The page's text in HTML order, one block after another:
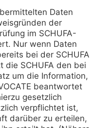
Daten
der
im SCHUFA-
Nur wenn Daten
bei der SCHUFA
die SCHUFA den bei
um die Information,
beantwortet
gesetzlich
verpflichtet ist,
darüber zu erteilen,